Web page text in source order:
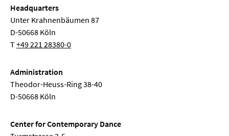
Headquarters
Unter Krahnenbäumen 87
D-50668 Köln
T+49 221 28380-0
Administration
Theodor-Heuss-Ring 38-40
D-50668 Köln
Center for Contemporary Dance